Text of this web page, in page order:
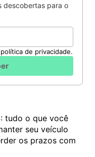
descobertas para o
de privacidade.
tudo o que você
seu veículo
os prazos com